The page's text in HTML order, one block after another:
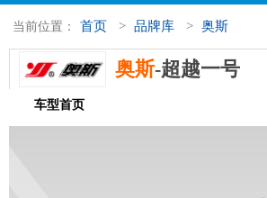
当前位置： 首页 > 品牌库 > 奥斯
奥斯-超越一号
车型首页